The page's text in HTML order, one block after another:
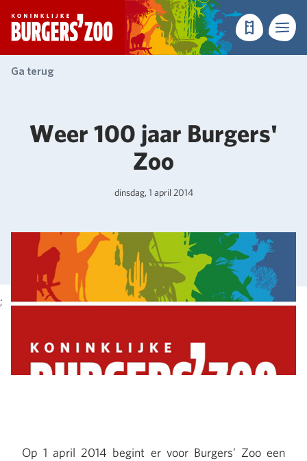
- Homepagina
TicketsMenu
Ga terug
;
Weer 100 jaar Burgers'
Zoo
dinsdag, 1 april 2014
Op 1 april 2014 begint er voor Burgers’ Zoo een